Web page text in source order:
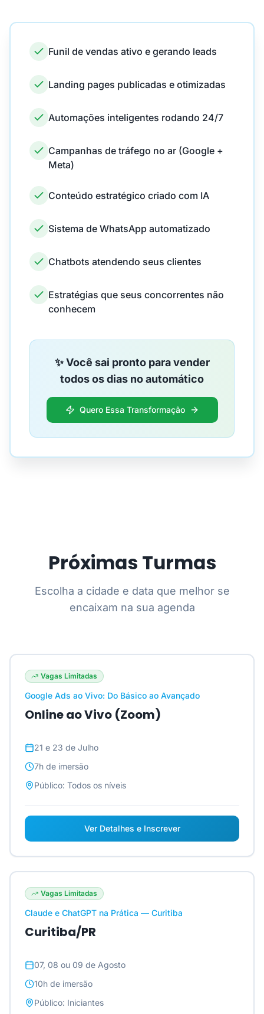
Funil de vendas ativo e gerando leads
Landing pages publicadas e otimizadas
Automações inteligentes rodando 24/7
Campanhas de tráfego no ar (Google +
Meta)
Conteúdo estratégico criado com IA
Sistema de WhatsApp automatizado
Chatbots atendendo seus clientes
Estratégias que seus concorrentes não
conhecem
✨ Você sai pronto para vender
todos os dias no automático
Quero Essa Transformação
Próximas Turmas
Escolha a cidade e data que melhor se
encaixam na sua agenda
Vagas Limitadas
Google Ads ao Vivo: Do Básico ao Avançado
Online ao Vivo (Zoom)
21 e 23 de Julho
7h de imersão
Público: Todos os níveis
Ver Detalhes e Inscrever
Vagas Limitadas
Claude e ChatGPT na Prática — Curitiba
Curitiba/PR
07, 08 ou 09 de Agosto
10h de imersão
Público: Iniciantes